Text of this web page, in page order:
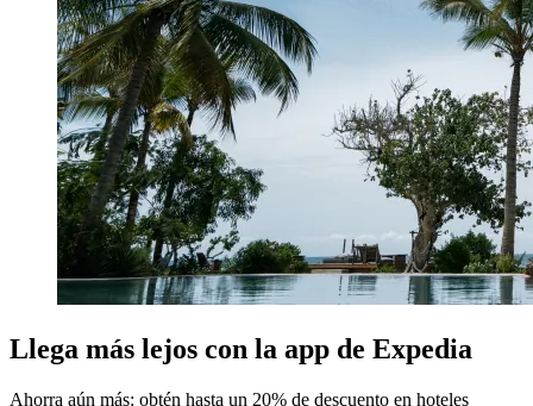
Llega más lejos con la app de Expedia
Ahorra aún más: obtén hasta un 20% de descuento en hoteles